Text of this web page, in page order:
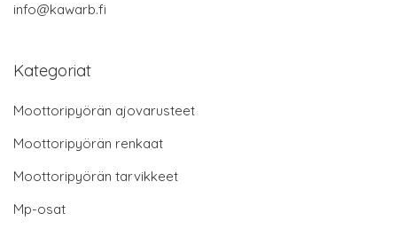
info@kawarb.fi
Kategoriat
Moottoripyörän ajovarusteet
Moottoripyörän renkaat
Moottoripyörän tarvikkeet
Mp-osat